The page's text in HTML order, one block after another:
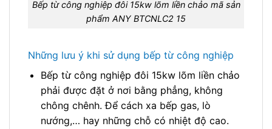
Bếp từ công nghiệp đôi 15kw lõm liền chảo mã sản
phẩm ANY BTCNLC2 15
Những lưu ý khi sử dụng bếp từ công nghiệp
Bếp từ công nghiệp đôi 15kw lõm liền chảo
phải được đặt ở nơi bằng phẳng, không
chông chênh. Để cách xa bếp gas, lò
nướng,… hay những chỗ có nhiệt độ cao.